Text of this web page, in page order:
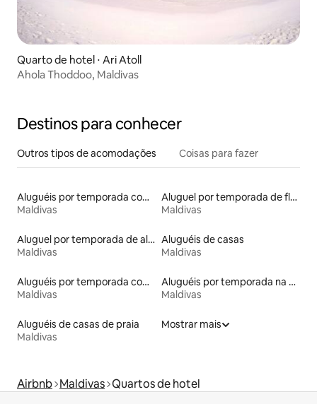
Quarto de hotel ⋅ Ari Atoll
Ahola Thoddoo, Maldivas
Destinos para conhecer
Outros tipos de acomodações Coisas para fazer
Aluguéis por temporada com acesso ao lago
Maldivas
Aluguel por temporada de flats
Maldivas
Aluguel por temporada de alojamentos ecológicos
Maldivas
Aluguéis de casas
Maldivas
Aluguéis por temporada com caiaque
Maldivas
Aluguéis por temporada na orla
Maldivas
Aluguéis de casas de praia
Maldivas
Mostrar mais
Airbnb Maldivas Quartos de hotel